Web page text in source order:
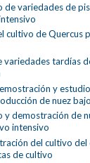
variedades de
cultivo de Quercus
variedades tardías
y
de nuez
demostración de
intensivo
del cultivo del
de cultivo